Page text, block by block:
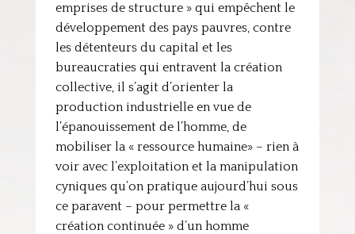
emprises de structure » qui empêchent le
développement des pays pauvres, contre
les détenteurs du capital et les
bureaucraties qui entravent la création
collective, il s’agit d’orienter la
production industrielle en vue de
l’épanouissement de l’homme, de
mobiliser la « ressource humaine» – rien à
voir avec l’exploitation et la manipulation
cyniques qu’on pratique aujourd’hui sous
ce paravent – pour permettre la «
création continuée » d’un homme